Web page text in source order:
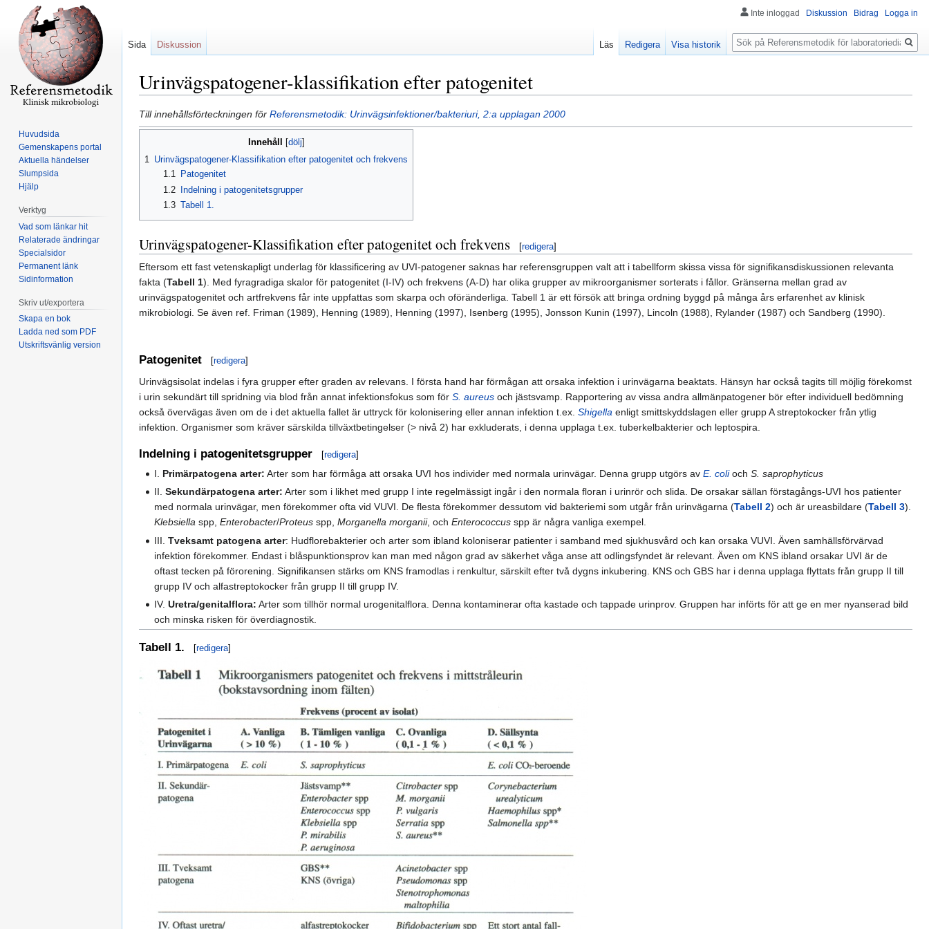
Urinvägspatogener-klassifikation efter patogenitet
Hoppa
till
Hoppa
till
Till innehållsförteckningen för Referensmetodik: Urinvägsinfektioner/bakteriuri, 2:a upplagan 2000
Innehåll
1 Urinvägspatogener-Klassifikation efter patogenitet och frekvens
1.1
Patogenitet
1.2 Indelning i patogenitetsgrupper
1.3 Tabell 1.
Urinvägspatogener-Klassifikation efter patogenitet och frekvens [redigera]
Eftersom ett fast vetenskapligt underlag för klassificering av UVI-patogener saknas har referensgruppen valt att i tabellform skissa vissa för signifikansdiskussionen relevanta
fakta (Tabell 1). Med fyragradiga skalor för patogenitet (I-IV) och frekvens (A-D) har olika grupper av mikroorganismer sorterats i fållor. Gränserna mellan grad av
urinvägspatogenitet och artfrekvens får inte uppfattas som skarpa och oföränderliga. Tabell 1 är ett försök att bringa ordning byggd på många års erfarenhet av klinisk
mikrobiologi. Se även ref. Friman (1989), Henning (1989), Henning (1997), Isenberg (1995), Jonsson Kunin (1997), Lincoln (1988), Rylander (1987) och Sandberg (1990).
Patogenitet [redigera]
Urinvägsisolat indelas i fyra grupper efter graden av relevans. I första hand har förmågan att orsaka infektion i urinvägarna beaktats. Hänsyn har också tagits till möjlig förekomst
i urin sekundärt till spridning via blod från annat infektionsfokus som för S. aureus och jästsvamp. Rapportering av vissa andra allmänpatogener bör efter individuell bedömning
också övervägas även om de i det aktuella fallet är uttryck för kolonisering eller annan infektion t.ex. Shigella enligt smittskyddslagen eller grupp A streptokocker från ytlig
infektion. Organismer som kräver särskilda tillväxtbetingelser (> nivå 2) har exkluderats, i denna upplaga t.ex. tuberkelbakterier och leptospira.
Indelning i patogenitetsgrupper [redigera]
I. Primärpatogena arter: Arter som har förmåga att orsaka UVI hos individer med normala urinvägar. Denna grupp utgörs avE. coliochS. saprophyticus
II.Sekundärpatogena arter: Arter som i likhet med grupp I inte regelmässigt ingår i den normala floran i urinrör och slida. De orsakar sällan förstagångs-UVI hos patienter
med normala urinvägar, men förekommer ofta vid VUVI. De flesta förekommer dessutom vid bakteriemi som utgår från urinvägarna (Tabell 2) och är ureasbildare (Tabell 3).
Klebsiella spp,Enterobacter/Proteus spp,Morganella morganii, ochEnterococcus spp är några vanliga exempel.
III.Tveksamt patogena arter: Hudflorebakterier och arter som ibland koloniserar patienter i samband med sjukhusvård och kan orsaka VUVI. Även samhällsförvärvad
infektion förekommer. Endast i blåspunktionsprov kan man med någon grad av säkerhet våga anse att odlingsfyndet är relevant. Även om KNS ibland orsakar UVI är de
oftast tecken på förorening. Signifikansen stärks om KNS framodlas i renkultur, särskilt efter två dygns inkubering. KNS och GBS har i denna upplaga flyttats från grupp II till
grupp IV och alfastreptokocker från grupp II till grupp IV.
IV.Uretra/genitalflora: Arter som tillhör normal urogenitalflora. Denna kontaminerar ofta kastade och tappade urinprov. Gruppen har införts för att ge en mer nyanserad bild
och minska risken för överdiagnostik.
Tabell 1. [redigera]
Inte inloggad Diskussion Bidrag Logga in
Sida Diskussion Läs Redigera Visa historik
Sök
Huvudsida
Gemenskapens portal
Aktuella händelser
Slumpsida
Hjälp
Verktyg
Vad som länkar hit
Relaterade ändringar
Specialsidor
Permanent länk
Sidinformation
Skriv ut/exportera
Skapa en bok
Ladda ned som PDF
Utskriftsvänlig version